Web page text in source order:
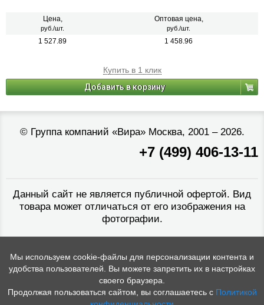
Цена,
руб./шт.
Оптовая цена,
руб./шт.
1 527.89 1 458.96
Купить в 1 клик
Добавить в корзину
© Группа компаний «Вира»Москва, 2001 – 2026.
+7 (499) 406-13-11
Данный сайт не является публичной офертой. Вид
товара может отличаться от его изображения на
фотографии.
Мы используем cookie-файлы для персонализации контента и
удобства пользователей. Вы можете запретить их в настройках
своего браузера.
Продолжая пользоваться сайтом, вы соглашаетесь с Политикой